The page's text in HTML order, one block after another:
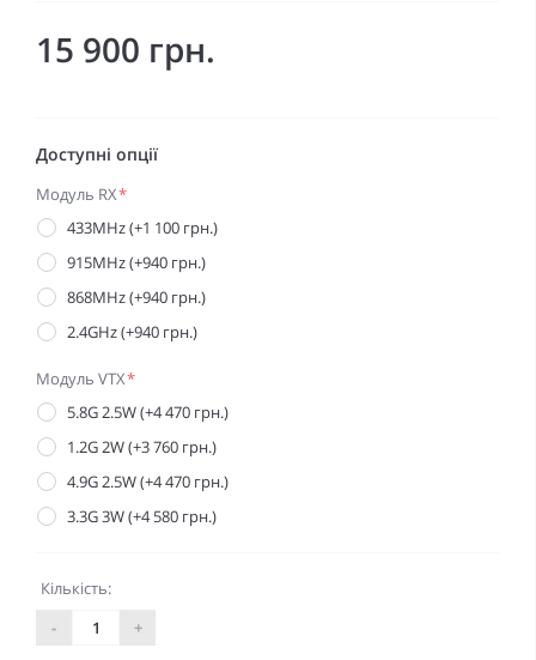
15 900 грн.
Доступні опції
Модуль RX*
433MHz (+1 100 грн.)
915MHz (+940 грн.)
868MHz (+940 грн.)
2.4GHz (+940 грн.)
Модуль VTX*
5.8G 2.5W (+4 470 грн.)
1.2G 2W (+3 760 грн.)
4.9G 2.5W (+4 470 грн.)
3.3G 3W (+4 580 грн.)
Кількість:
-
+